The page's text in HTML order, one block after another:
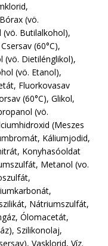
(vö.
Butilalkohol),
(60°C),
(vö. Dietilénglikol),
(vö. Etanol),
Fluorkovasav
(60°C), Glikol,
(vö.
(Meszes
Káliumjodid,
Konyhasóoldat
Metanol (vo.
Nátriumszulfát,
Ólomacetát,
Szilikonolaj,
Vasklorid, Víz.